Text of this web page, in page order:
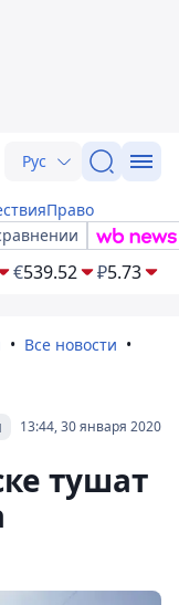
Рус
Право
€539.52 ₽5.73
Все новости
13:44, 30 января 2020
тушат